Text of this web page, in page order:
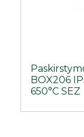
BOX206
650°C SEZ